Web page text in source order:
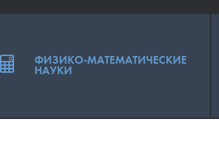
ФИЗИКО-МАТЕМАТИЧЕСКИЕ
НАУКИ